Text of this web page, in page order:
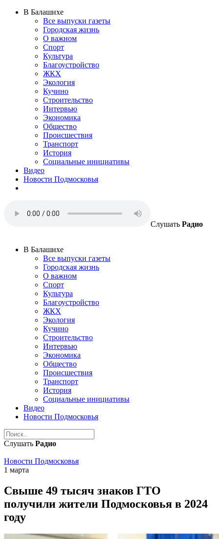
В Балашихе
Все выпуски газеты
Городская жизнь
О важном
Спорт
Культура
Благоустройство
ЖКХ
Экология
Кучино
Строительство
Интервью
Экономика
Общество
Происшествия
Транспорт
История
Социальные инициативы
Видео
Новости Подмосковья
Слушать Радио
В Балашихе
Все выпуски газеты
Городская жизнь
О важном
Спорт
Культура
Благоустройство
ЖКХ
Экология
Кучино
Строительство
Интервью
Экономика
Общество
Происшествия
Транспорт
История
Социальные инициативы
Видео
Новости Подмосковья
Слушать Радио
Новости Подмосковья
1 марта
Свыше 49 тысяч знаков ГТО
получили жители Подмосковья в 2024
году